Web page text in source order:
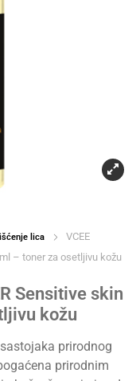
lica
VCEE
– toner za osetljivu kožu
Sensitive skin
kožu
prirodnog
prirodnim